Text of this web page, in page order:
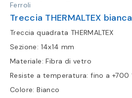
Ferroli
Treccia THERMALTEX
Treccia quadrata THERMALTEX
Sezione: 14x14 mm
Materiale: Fibra di vetro
Resiste a temperatura: fino a +700
Colore: Bianco